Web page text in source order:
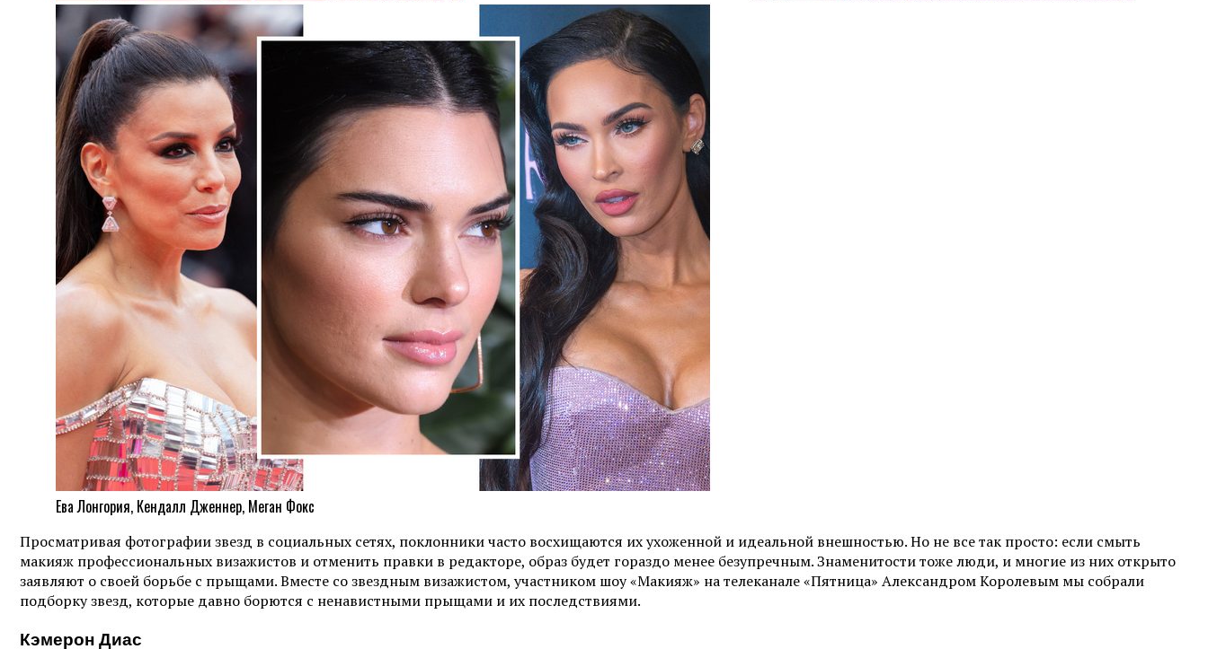
Ева Лонгория, Кендалл Дженнер, Меган Фокс
Просматривая фотографии звезд в социальных сетях, поклонники часто восхищаются их ухоженной и идеальной внешностью. Но не все так просто: если смыть
макияж профессиональных визажистов и отменить правки в редакторе, образ будет гораздо менее безупречным. Знаменитости тоже люди, и многие из них открыто
заявляют о своей борьбе с прыщами. Вместе со звездным визажистом, участником шоу «Макияж» на телеканале «Пятница» Александром Королевым мы собрали
подборку звезд, которые давно борются с ненавистными прыщами и их последствиями.
Кэмерон Диас